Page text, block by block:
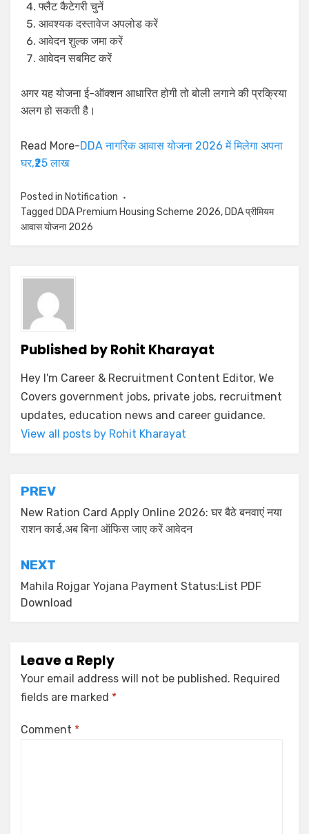
फ्लैट कैटेगरी चुनें
आवश्यक दस्तावेज अपलोड करें
आवेदन शुल्क जमा करें
आवेदन सबमिट करें
अगर यह योजना ई-ऑक्शन आधारित होगी तो बोली लगाने की प्रक्रिया
अलग हो सकती है।
Read More-DDA नागरिक आवास योजना 2026 में मिलेगा अपना
घर,₹25 लाख
Posted in Notification
Tagged DDA Premium Housing Scheme 2026, DDA प्रीमियम
आवास योजना 2026
Published byRohit Kharayat
Hey I'm Career & Recruitment Content Editor, We
Covers government jobs, private jobs, recruitment
updates, education news and career guidance.
View all posts by Rohit Kharayat
PREV
New Ration Card Apply Online 2026: घर बैठे बनवाएं नया
राशन कार्ड,अब बिना ऑफिस जाए करें आवेदन
NEXT
Mahila Rojgar Yojana Payment Status:List PDF
Download
Leave a Reply
Your email address will not be published. Required
fields are marked *
Comment *